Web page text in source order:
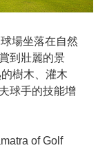
場坐落在自然
到壯麗的景
樹木、灌木
球手的技能增
of Golf